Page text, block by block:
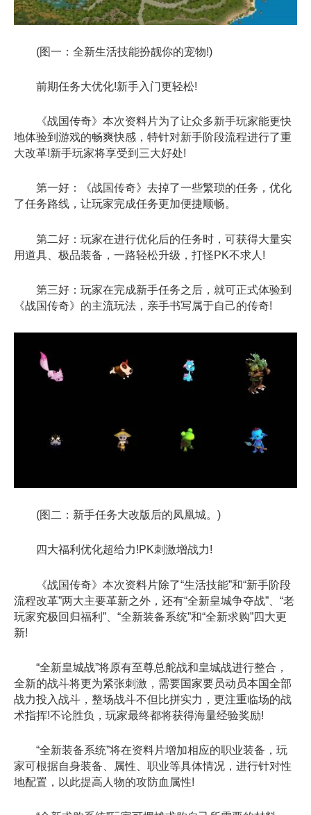
(图一：全新生活技能扮靓你的宠物!)
前期任务大优化!新手入门更轻松!
《战国传奇》本次资料片为了让众多新手玩家能更快
地体验到游戏的畅爽快感，特针对新手阶段流程进行了重
大改革!新手玩家将享受到三大好处!
第一好：《战国传奇》去掉了一些繁琐的任务，优化
了任务路线，让玩家完成任务更加便捷顺畅。
第二好：玩家在进行优化后的任务时，可获得大量实
用道具、极品装备，一路轻松升级，打怪PK不求人!
第三好：玩家在完成新手任务之后，就可正式体验到
《战国传奇》的主流玩法，亲手书写属于自己的传奇!
(图二：新手任务大改版后的凤凰城。)
四大福利优化超给力!PK刺激增战力!
《战国传奇》本次资料片除了“生活技能”和“新手阶段
流程改革”两大主要革新之外，还有“全新皇城争夺战”、“老
玩家究极回归福利”、“全新装备系统”和“全新求购”四大更
新!
“全新皇城战”将原有至尊总舵战和皇城战进行整合，
全新的战斗将更为紧张刺激，需要国家要员动员本国全部
战力投入战斗，整场战斗不但比拼实力，更注重临场的战
术指挥!不论胜负，玩家最终都将获得海量经验奖励!
“全新装备系统”将在资料片增加相应的职业装备，玩
家可根据自身装备、属性、职业等具体情况，进行针对性
地配置，以此提高人物的攻防血属性!